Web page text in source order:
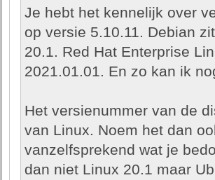
Je hebt het kennelijk over
op versie 5.10.11. Debian
20.1. Red Hat Enterprise
2021.01.01. En zo kan ik
Het versienummer van de
van Linux. Noem het dan
vanzelfsprekend wat je
dan niet Linux 20.1 maar